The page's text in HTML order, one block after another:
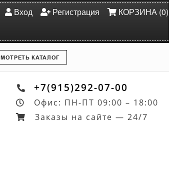
Вход Регистрация КОРЗИНА (0)
КАТАЛОГ
+7(915)292-07-00
Офис: ПН-ПТ 09:00 – 18:00
Заказы на сайте — 24/7